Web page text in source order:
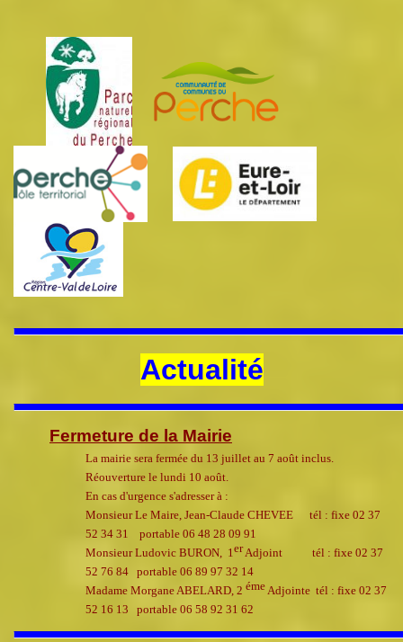
Actualité
Fermeture de la Mairie
La mairie sera fermée du 13 juillet au 7 août inclus.
Réouverture le lundi 10 août.
En cas d'urgence s'adresser à :
Monsieur Le Maire, Jean-Claude CHEVEE tél : fixe 02 37
52 34 31 portable 06 48 28 09 91
MonsieurLudovic BURON, 1erAdjoint tél : fixe 02 37
52 76 84 portable 06 89 97 32 14
Madame Morgane ABELARD, 2 émeAdjointe tél : fixe 02 37
52 16 13 portable 06 58 92 31 62